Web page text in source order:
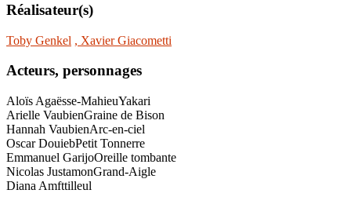
Réalisateur(s)
Toby Genkel , Xavier Giacometti
Acteurs, personnages
Aloïs Agaësse-MahieuYakari
Arielle VaubienGraine de Bison
Hannah VaubienArc-en-ciel
Oscar DouiebPetit Tonnerre
Emmanuel GarijoOreille tombante
Nicolas JustamonGrand-Aigle
Diana Amfttilleul